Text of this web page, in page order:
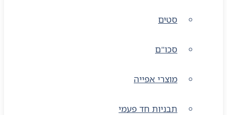
סטים
סכו"ם
מוצרי אפייה
תבניות חד פעמי